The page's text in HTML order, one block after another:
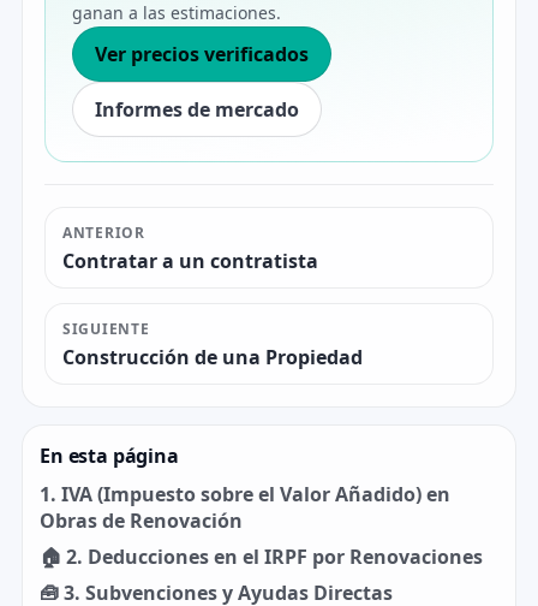
ganan a las estimaciones.
Ver precios verificados
Informes de mercado
ANTERIOR
Contratar a un contratista
SIGUIENTE
Construcción de una Propiedad
En esta página
1. IVA (Impuesto sobre el Valor Añadido) en
Obras de Renovación
🏠 2. Deducciones en el IRPF por Renovaciones
🧰 3. Subvenciones y Ayudas Directas